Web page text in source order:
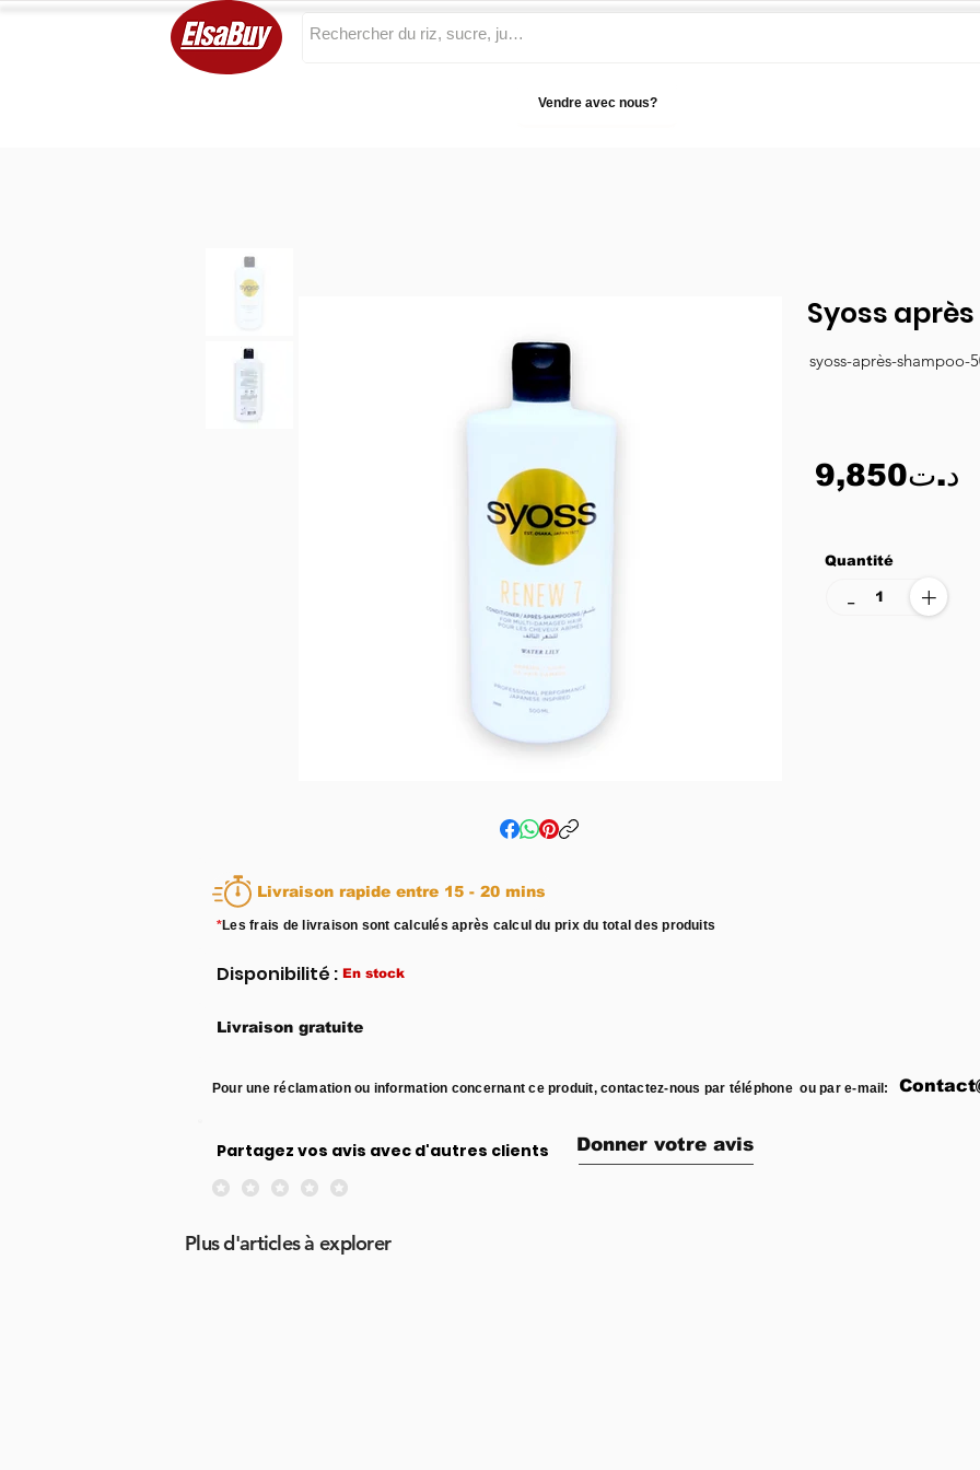
Vendre avec nous?
Syoss
syoss-après-shampoo-
9,850د.ت
Quantité
+
-
Livraison rapide entre 15 - 20 mins
*Les frais de livraison sont calculés après calcul du prix du total des produits
Disponibilité : En stock
Livraison gratuite
Pour une réclamation ou information concernant ce produit, contactez-nous par téléphone ou par e-mail:
Partagez vos avis avec d'autres clients Donner votre avis
Aucune note pour le moment
Plus d'articles à explorer